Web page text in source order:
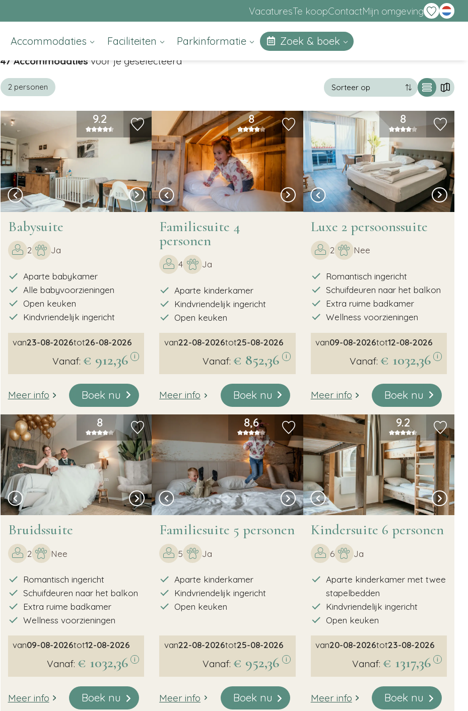
VacaturesTe koopContactMijn omgevingEnglish
Accommodaties Faciliteiten Parkinformatie Zoek & boek
47 Accommodaties voor je geselecteerd
2 personen
+
−
9.2
Babysuite
2 Ja
Aparte babykamer
Alle babyvoorzieningen
Open keuken
Kindvriendelijk ingericht
van23-08-2026tot26-08-2026
Vanaf: € 912,36 i
Meer info Boek nu
8
Familiesuite 4
personen
4 Ja
Aparte kinderkamer
Kindvriendelijk ingericht
Open keuken
van22-08-2026tot25-08-2026
Vanaf: € 852,36 i
Meer info Boek nu
8
Luxe 2 persoonssuite
2 Nee
Romantisch ingericht
Schuifdeuren naar het balkon
Extra ruime badkamer
Wellness voorzieningen
van09-08-2026tot12-08-2026
Vanaf: € 1032,36 i
Meer info Boek nu
8,6
Familiesuite 5 personen
5 Ja
Aparte kinderkamer
Kindvriendelijk ingericht
Open keuken
van22-08-2026tot25-08-2026
Vanaf: € 952,36 i
Meer info Boek nu
9.2
Kindersuite 6 personen
6 Ja
Aparte kinderkamer met twee
stapelbedden
Kindvriendelijk ingericht
Open keuken
van20-08-2026tot23-08-2026
Vanaf: € 1317,36 i
Meer info Boek nu
8
Bruidssuite
2 Nee
Romantisch ingericht
Schuifdeuren naar het balkon
Extra ruime badkamer
Wellness voorzieningen
van09-08-2026tot12-08-2026
Vanaf: € 1032,36 i
Meer info Boek nu